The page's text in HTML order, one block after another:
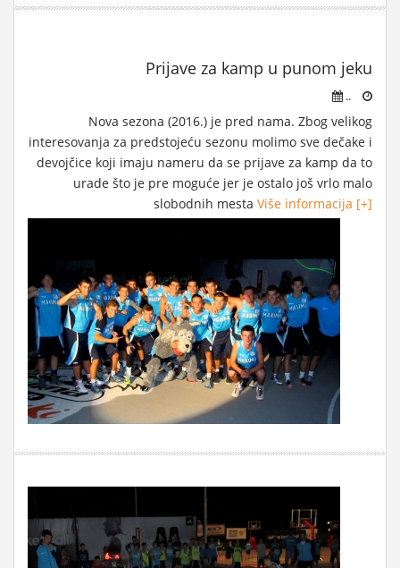
Prijave za kamp u punom jeku
..
Nova sezona (2016.) je pred nama. Zbog velikog
interesovanja za predstojeću sezonu molimo sve dečake i
devojčice koji imaju nameru da se prijave za kamp da to
urade što je pre moguće jer je ostalo još vrlo malo
slobodnih mesta Više informacija [+]